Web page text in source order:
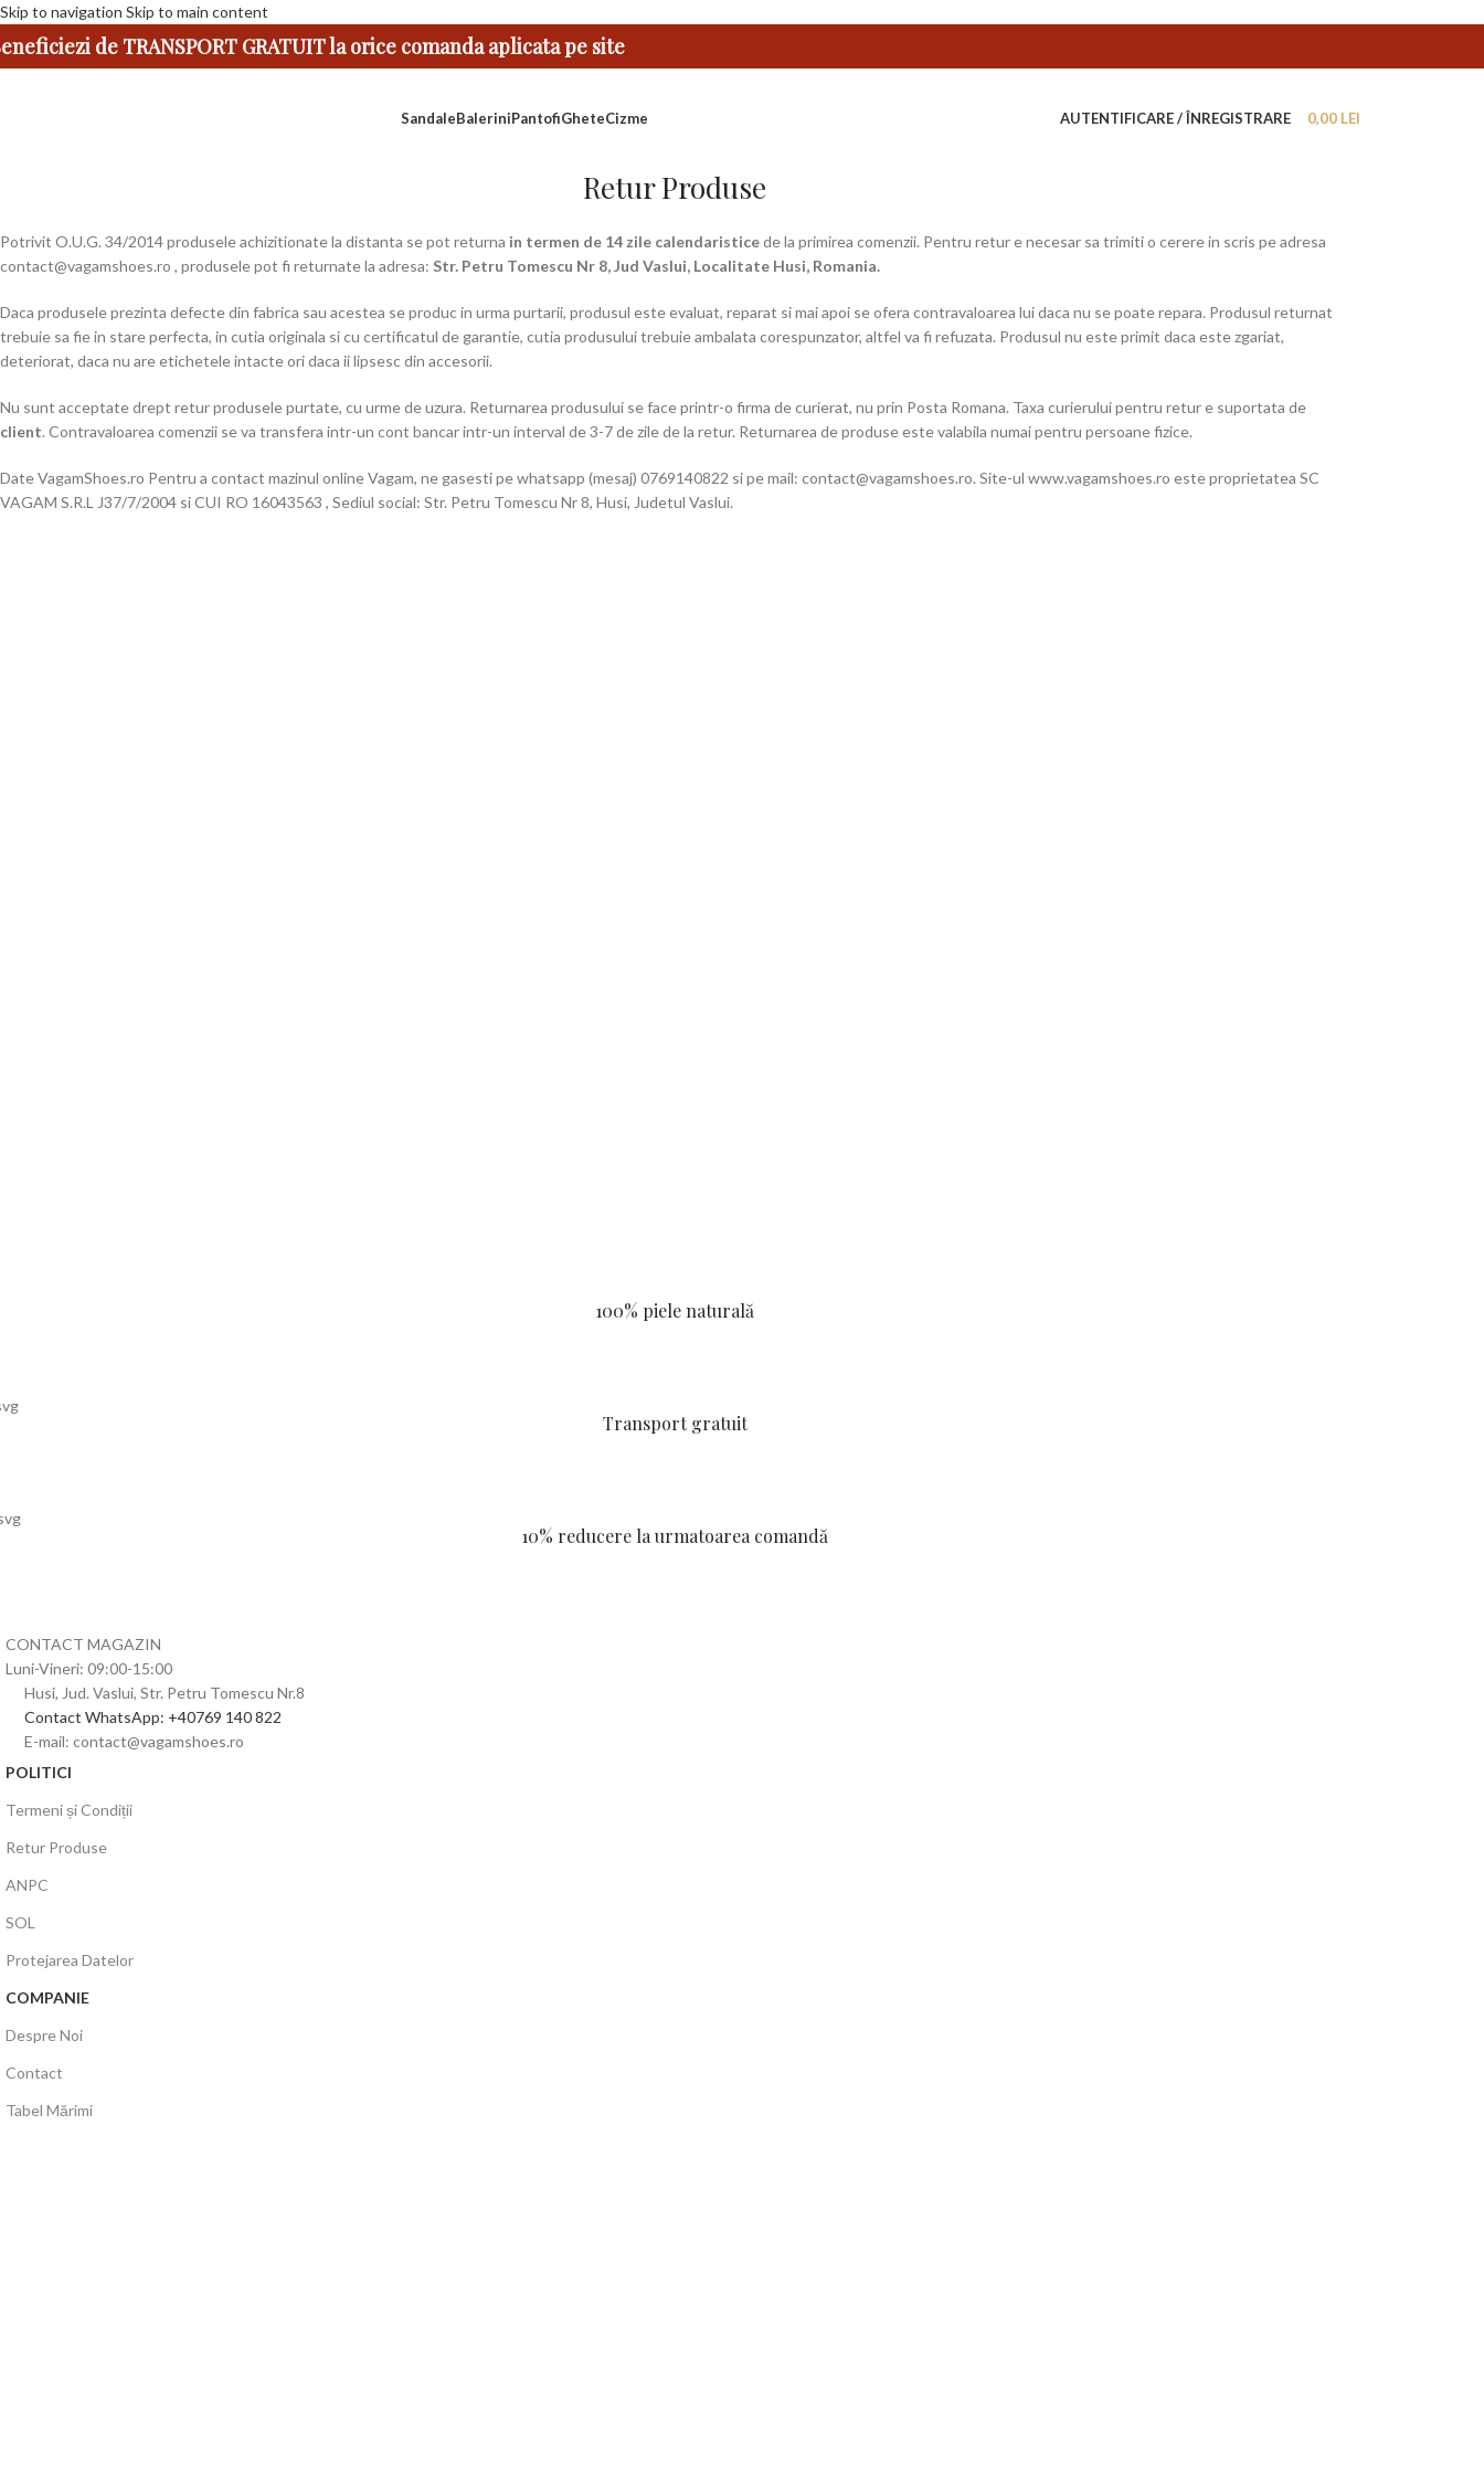
Skip to navigation Skip to main content
de TRANSPORT GRATUIT la orice comanda aplicata pe site
SandaleBaleriniPantofiGheteCizme AUTENTIFICARE / ÎNREGISTRARE 0,00 LEI
Retur Produse
Potrivit O.U.G. 34/2014 produsele achizitionate la distanta se pot returna in termen de 14 zile calendaristicede la primirea comenzii. Pentru retur e necesar sa trimiti o cerere in scris pe adresa
contact@vagamshoes.ro , produsele pot fi returnate la adresa: Str. Petru Tomescu Nr 8, Jud Vaslui, Localitate Husi, Romania.
Daca produsele prezinta defecte din fabrica sau acestea se produc in urma purtarii, produsul este evaluat, reparat si mai apoi se ofera contravaloarea lui daca nu se poate repara. Produsul returnat
trebuie sa fie in stare perfecta, in cutia originala si cu certificatul de garantie, cutia produsului trebuie ambalata corespunzator, altfel va fi refuzata. Produsul nu este primit daca este zgariat,
deteriorat, daca nu are etichetele intacte ori daca ii lipsesc din accesorii.
Nu sunt acceptate drept retur produsele purtate, cu urme de uzura. Returnarea produsului se face printr-o firma de curierat, nu prin Posta Romana. Taxa curierului pentru retur e suportata de
client. Contravaloarea comenzii se va transfera intr-un cont bancar intr-un interval de 3-7 de zile de la retur. Returnarea de produse este valabila numai pentru persoane fizice.
Date VagamShoes.ro Pentru a contact mazinul online Vagam, ne gasesti pe whatsapp (mesaj) 0769140822 si pe mail: contact@vagamshoes.ro. Site-ul www.vagamshoes.ro este proprietatea SC
VAGAM S.R.L J37/7/2004 si CUI RO 16043563 , Sediul social: Str. Petru Tomescu Nr 8, Husi, Judetul Vaslui.
100% piele naturală
Transport gratuit
10% reducere la urmatoarea comandă
CONTACT MAGAZIN
Luni-Vineri: 09:00-15:00
Husi, Jud. Vaslui, Str. Petru Tomescu Nr.8
Contact WhatsApp: +40769 140 822
E-mail: contact@vagamshoes.ro
POLITICI
Termeni și Condiții
Retur Produse
ANPC
SOL
Protejarea Datelor
COMPANIE
Despre Noi
Contact
Tabel Mărimi